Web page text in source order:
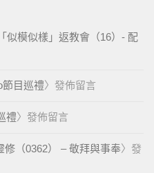
似模似樣」返教會（16）- 配
節目巡禮〉發佈留言
禮〉發佈留言
修（0362） – 敬拜與事奉〉發